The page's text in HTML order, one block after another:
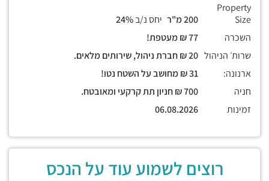
Property
Size
יחס נ/ב
השכרה
שרות׳ הניהול
ארנונה:
חניה
זמינות
רוצים לשמוע עוד על הנכס